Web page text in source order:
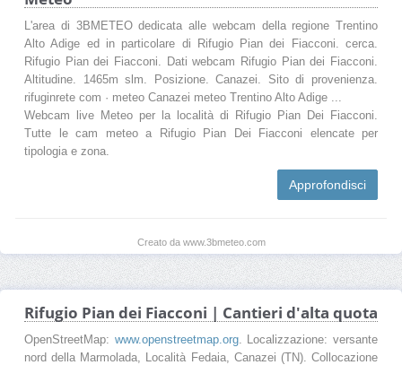
L'area di 3BMETEO dedicata alle webcam della regione Trentino
Alto Adige ed in particolare di Rifugio Pian dei Fiacconi. cerca.
Rifugio Pian dei Fiacconi. Dati webcam Rifugio Pian dei Fiacconi.
Altitudine. 1465m slm. Posizione. Canazei. Sito di provenienza.
rifuginrete com · meteo Canazei meteo Trentino Alto Adige ...
Webcam live Meteo per la località di Rifugio Pian Dei Fiacconi.
Tutte le cam meteo a Rifugio Pian Dei Fiacconi elencate per
tipologia e zona.
Approfondisci
Creato da www.3bmeteo.com
Rifugio Pian dei Fiacconi | Cantieri d'alta quota
OpenStreetMap: www.openstreetmap.org. Localizzazione: versante
nord della Marmolada, Località Fedaia, Canazei (TN). Collocazione